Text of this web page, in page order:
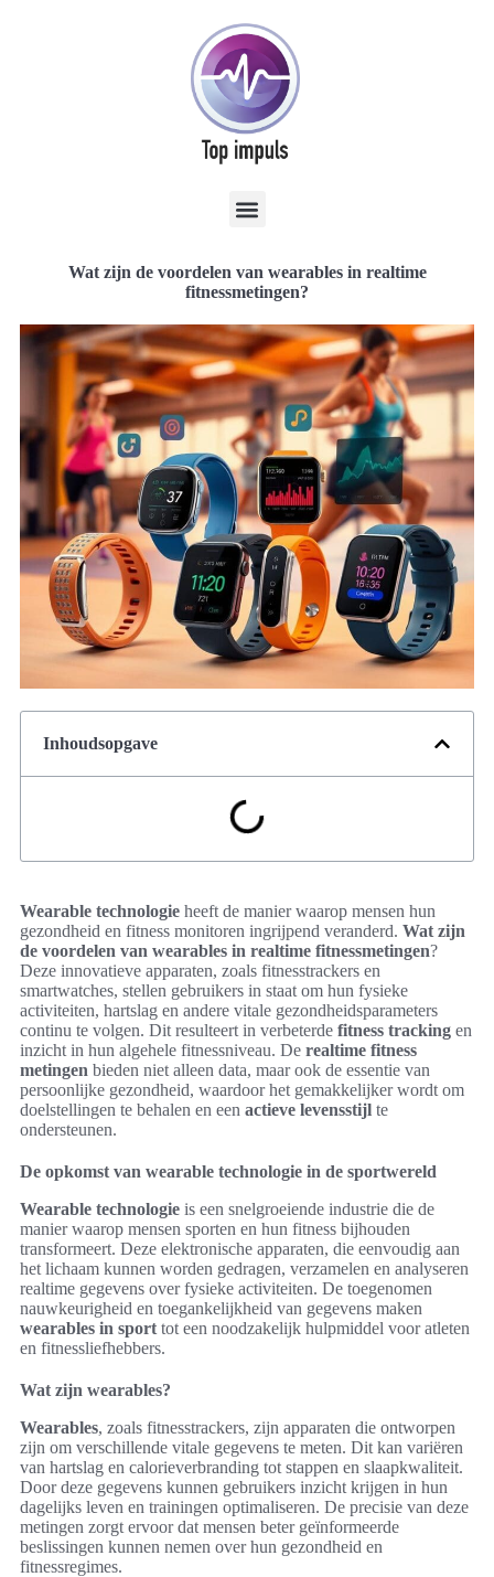
Wat zijn de voordelen van wearables in realtime
fitnessmetingen?
Inhoudsopgave
Wearable technologie heeft de manier waarop mensen hun
gezondheid en fitness monitoren ingrijpend veranderd. Wat zijn
de voordelen van wearables in realtime fitnessmetingen?
Deze innovatieve apparaten, zoals fitnesstrackers en
smartwatches, stellen gebruikers in staat om hun fysieke
activiteiten, hartslag en andere vitale gezondheidsparameters
continu te volgen. Dit resulteert in verbeterde fitness tracking en
inzicht in hun algehele fitnessniveau. De realtime fitness
metingen bieden niet alleen data, maar ook de essentie van
persoonlijke gezondheid, waardoor het gemakkelijker wordt om
doelstellingen te behalen en een actieve levensstijl te
ondersteunen.
De opkomst van wearable technologie in de sportwereld
Wearable technologie is een snelgroeiende industrie die de
manier waarop mensen sporten en hun fitness bijhouden
transformeert. Deze elektronische apparaten, die eenvoudig aan
het lichaam kunnen worden gedragen, verzamelen en analyseren
realtime gegevens over fysieke activiteiten. De toegenomen
nauwkeurigheid en toegankelijkheid van gegevens maken
wearables in sport tot een noodzakelijk hulpmiddel voor atleten
en fitnessliefhebbers.
Wat zijn wearables?
Wearables, zoals fitnesstrackers, zijn apparaten die ontworpen
zijn om verschillende vitale gegevens te meten. Dit kan variëren
van hartslag en calorieverbranding tot stappen en slaapkwaliteit.
Door deze gegevens kunnen gebruikers inzicht krijgen in hun
dagelijks leven en trainingen optimaliseren. De precisie van deze
metingen zorgt ervoor dat mensen beter geïnformeerde
beslissingen kunnen nemen over hun gezondheid en
fitnessregimes.